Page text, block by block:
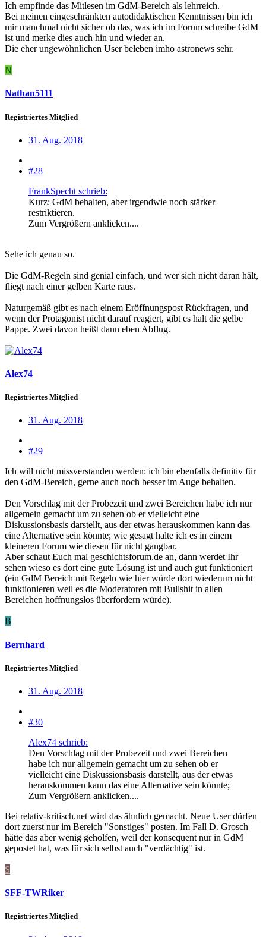
Ich empfinde das Mitlesen im GdM-Bereich als lehrreich.
Bei meinen eingeschränkten autodidaktischen Kenntnissen bin ich
mir manchmal nicht sicher ob das, was ich im Forum schreibe GdM
ist und merke dies auch hin und wieder an.
Die eher ungewöhnlichen User beleben imho astronews sehr.
N
Nathan5111
Registriertes Mitglied
31. Aug. 2018
#28
FrankSpecht schrieb:
Kurz: GdM behalten, aber irgendwie noch stärker
restriktieren.
Zum Vergrößern anklicken....
Sehe ich genau so.
Die GdM-Regeln sind genial einfach, und wer sich nicht daran hält,
fliegt nach einer gelben Karte raus.
Naturgemäß gibt es nach einem Eröffnungspost Rückfragen, und
wenn der Protagonist nicht darauf reagiert, gibt es halt die gelbe
Pappe. Zwei davon heißt dann eben Abflug.
Alex74
Registriertes Mitglied
31. Aug. 2018
#29
Ich will nicht missverstanden werden: ich bin ebenfalls definitiv für
den GdM-Bereich, gerne auch noch besser im Auge behalten.
Den Vorschlag mit der Probezeit und zwei Bereichen habe ich nur
allgemein gemacht um zu sehen ob er vielleicht eine
Diskussionsbasis darstellt, aus der etwas herauskommen kann das
eine Alternative sein könnte; wie gesagt halte ich es in einem
kleineren Forum wie diesen für nicht gangbar.
Aber schaut Euch mal geschichtsforum.de an, dann werdet Ihr
sehen wieso es dort eine gute Lösung ist und auch gut funktioniert
(ein GdM Bereich mit Regeln wie hier würde dort wiederum nicht
funktionieren weil es die Moderatoren mit Bullshit in allen
Bereichen hoffnungslos überfordern würde).
B
Bernhard
Registriertes Mitglied
31. Aug. 2018
#30
Alex74 schrieb:
Den Vorschlag mit der Probezeit und zwei Bereichen
habe ich nur allgemein gemacht um zu sehen ob er
vielleicht eine Diskussionsbasis darstellt, aus der etwas
herauskommen kann das eine Alternative sein könnte;
Zum Vergrößern anklicken....
Bei relativ-kritisch.net wird das ähnlich gemacht. Neue User dürfen
dort zuerst nur im Bereich "Sonstiges" posten. Im Fall D. Grosch
hätte das aber wenig geholfen, weil der konsequent nur in GdM
gepostet hat, was für sich selbst auch "verdächtig" ist.
S
SFF-TWRiker
Registriertes Mitglied